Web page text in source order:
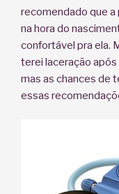
recomendado que
na hora do
confortável pra ela.
terei laceração
mas as chances de
essas